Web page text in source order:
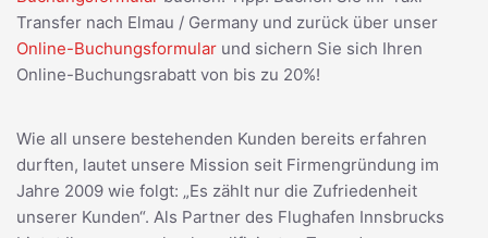
Transfer nach Elmau / Germany und zurück über unser
Online-Buchungsformular und sichern Sie sich Ihren
Online-Buchungsrabatt von bis zu 20%!
Wie all unsere bestehenden Kunden bereits erfahren
durften, lautet unsere Mission seit Firmengründung im
Jahre 2009 wie folgt: „Es zählt nur die Zufriedenheit
unserer Kunden“. Als Partner des Flughafen Innsbrucks